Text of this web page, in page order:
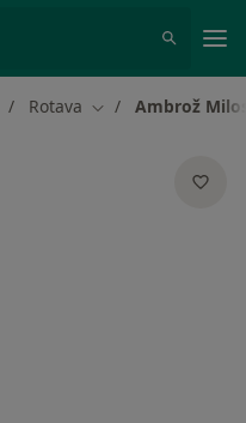
Rotava Změna města
Ambrož